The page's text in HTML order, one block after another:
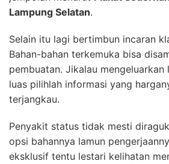
Lampung Selatan.
Selain itu lagi bertimbun incaran
Bahan-bahan terkemuka bisa
pembuatan. Jikalau mengeluarkan
luas pilihlah informasi yang
terjangkau.
Penyakit status tidak mesti
opsi bahannya lamun
eksklusif tentu lestari kelihatan